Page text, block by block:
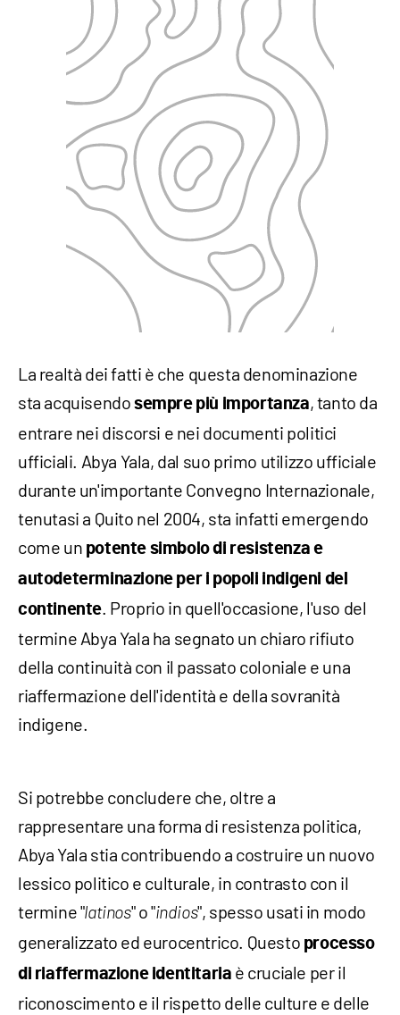
La realtà dei fatti è che questa denominazione
sta acquisendo sempre più importanza, tanto da
entrare nei discorsi e nei documenti politici
ufficiali. Abya Yala, dal suo primo utilizzo ufficiale
durante un'importante Convegno Internazionale,
tenutasi a Quito nel 2004, sta infatti emergendo
come un potente simbolo di resistenza e
autodeterminazione per i popoli indigeni del
continente. Proprio in quell'occasione, l'uso del
termine Abya Yala ha segnato un chiaro rifiuto
della continuità con il passato coloniale e una
riaffermazione dell'identità e della sovranità
indigene.
Si potrebbe concludere che, oltre a
rappresentare una forma di resistenza politica,
Abya Yala stia contribuendo a costruire un nuovo
lessico politico e culturale, in contrasto con il
termine "latinos" o "indios", spesso usati in modo
generalizzato ed eurocentrico. Questo processo
di riaffermazione identitaria è cruciale per il
riconoscimento e il rispetto delle culture e delle